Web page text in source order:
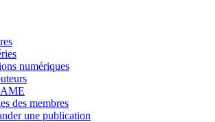
numériques
des membres
une publication